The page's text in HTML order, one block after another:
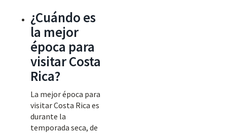
¿Cuándo es
la mejor
época para
visitar Costa
Rica?
La mejor época para
visitar Costa Rica es
durante la
temporada seca, de